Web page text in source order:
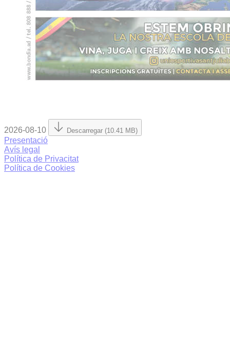
2026-08-10 Descarregar (10.41 MB)
Presentació
Avís legal
Política de Privacitat
Política de Cookies